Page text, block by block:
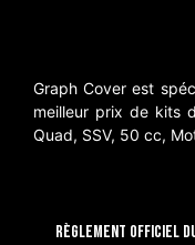
Graph Cover est
meilleur prix de kits
Quad, SSV, 50 cc,
RÈGLEMENT OFFICIEL